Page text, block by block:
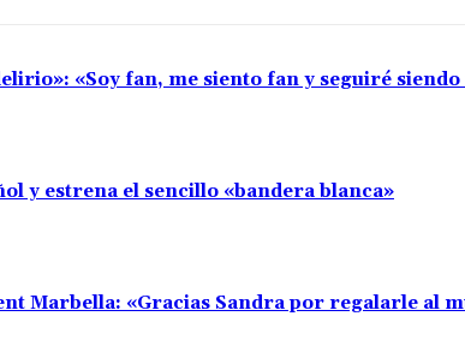
«Soy fan, me siento fan y seguiré
y estrena el sencillo «bandera blanca»
Marbella: «Gracias Sandra por regalarle al